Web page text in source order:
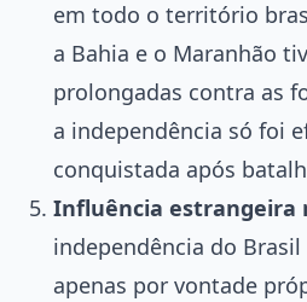
em todo o território
a Bahia e o Maranhão
prolongadas contra as
a independência só foi
conquistada após
Influência estrangeira
independência do
apenas por vontade